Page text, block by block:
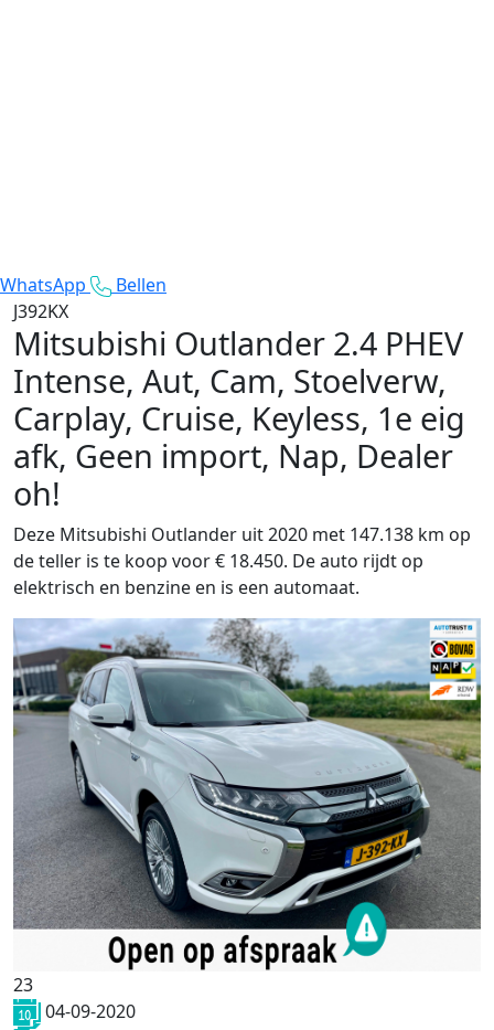
WhatsApp
Bellen
J392KX
Mitsubishi Outlander 2.4 PHEV
Intense, Aut, Cam, Stoelverw,
Carplay, Cruise, Keyless, 1e eig
afk, Geen import, Nap, Dealer
oh!
Deze Mitsubishi Outlander uit 2020 met 147.138 km op
de teller is te koop voor € 18.450. De auto rijdt op
elektrisch en benzine en is een automaat.
23
04-09-2020